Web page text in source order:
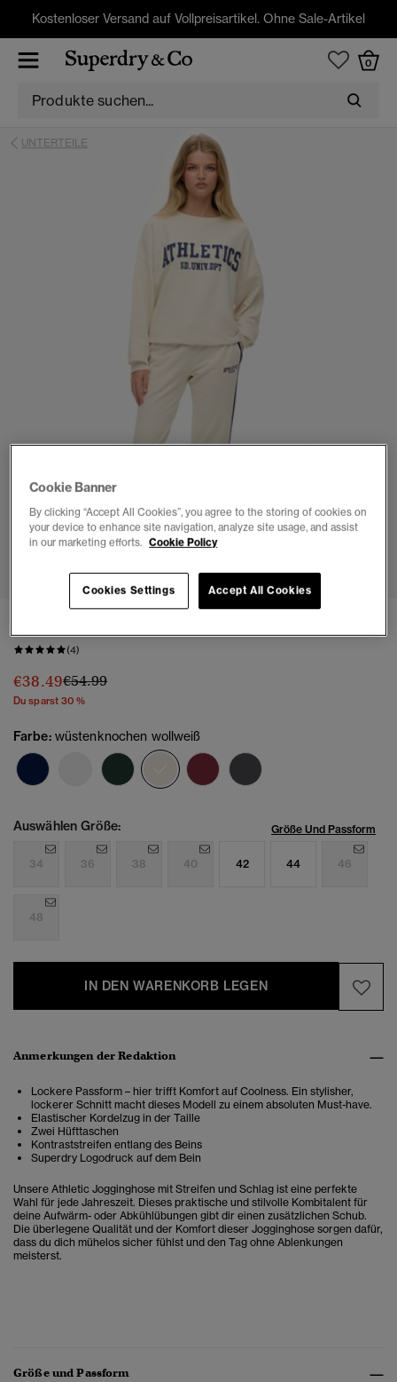
Kostenloser Versand auf Vollpreisartikel. Ohne Sale-Artikel
0
UNTERTEILE
1 2 3 4
(4)
€38.49Preis wurde reduziert von
€54.99bis
Du sparst 30 %
Farbe: wüstenknochen wollweiß
Ausgewählt
Auswählen Größe: Größe Und Passform
34 36 38 40 42 44 46
48
IN DEN WARENKORB LEGEN
Anmerkungen der Redaktion
Lockere Passform – hier trifft Komfort auf Coolness. Ein stylisher,
lockerer Schnitt macht dieses Modell zu einem absoluten Must-have.
Elastischer Kordelzug in der Taille
Zwei Hüfttaschen
Kontraststreifen entlang des Beins
Superdry Logodruck auf dem Bein
Unsere Athletic Jogginghose mit Streifen und Schlag ist eine perfekte
Wahl für jede Jahreszeit. Dieses praktische und stilvolle Kombitalent für
deine Aufwärm- oder Abkühlübungen gibt dir einen zusätzlichen Schub.
Die überlegene Qualität und der Komfort dieser Jogginghose sorgen dafür,
dass du dich mühelos sicher fühlst und den Tag ohne Ablenkungen
meisterst.
Größe und Passform
Cookie Banner
By clicking “Accept All Cookies”, you agree to the storing of cookies on
your device to enhance site navigation, analyze site usage, and assist
in our marketing efforts. Cookie Policy
Accept All Cookies
Cookies Settings